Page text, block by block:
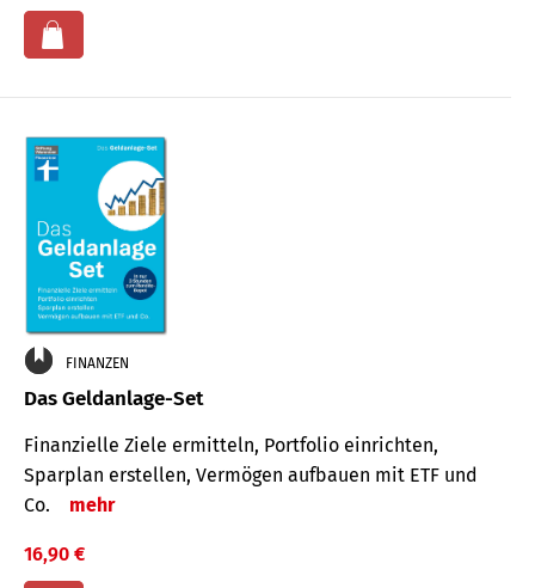
FINANZEN
Das Geldanlage-Set
Finanzielle Ziele ermitteln, Portfolio einrichten,
Sparplan erstellen, Vermögen aufbauen mit ETF und
Co.
mehr
16,90 €